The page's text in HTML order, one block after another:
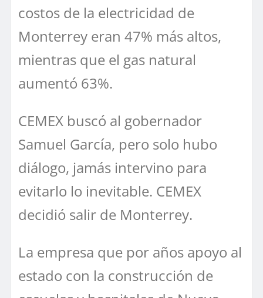
costos de la electricidad de
Monterrey eran 47% más altos,
mientras que el gas natural
aumentó 63%.
CEMEX buscó al gobernador
Samuel García, pero solo hubo
diálogo, jamás intervino para
evitarlo lo inevitable. CEMEX
decidió salir de Monterrey.
La empresa que por años apoyo al
estado con la construcción de